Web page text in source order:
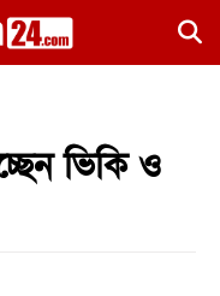
ভিকি ও